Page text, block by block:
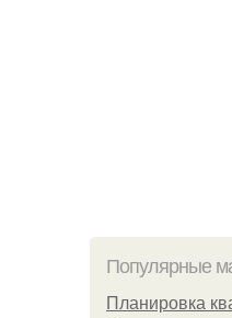
Популярные
Планировка